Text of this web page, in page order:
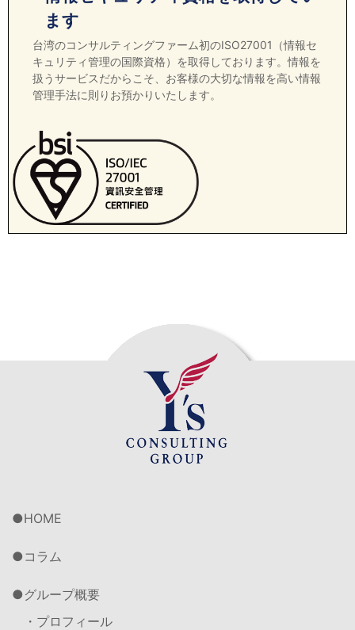
ます
台湾のコンサルティングファーム初のISO27001（情報セ
キュリティ管理の国際資格）を取得しております。情報を
扱うサービスだからこそ、お客様の大切な情報を高い情報
管理手法に則りお預かりいたします。
HOME
コラム
グループ概要
・プロフィール